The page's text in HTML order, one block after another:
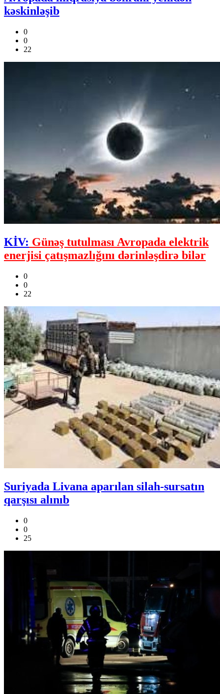
kəskinləşib
0
0
22
KİV: Günəş tutulması Avropada elektrik
enerjisi çatışmazlığını dərinləşdirə bilər
0
0
22
Suriyada Livana aparılan silah-sursatın
qarşısı alınıb
0
0
25